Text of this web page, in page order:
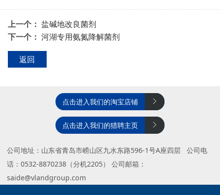
上一个： 盐碱地改良菌剂
下一个： 河湖专用氨氮降解菌剂
返回
点击进入我们的淘宝店铺
点击进入我们的猎聘主页
公司地址：山东省青岛市崂山区九水东路596-1号A座四层 公司电
话：0532-8870238（分机2205） 公司邮箱：
saide@vlandgroup.com